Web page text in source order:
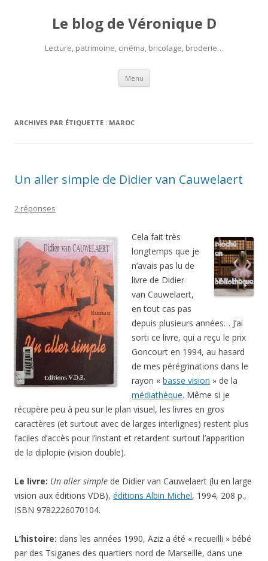
Le blog de Véronique D
Lecture, patrimoine, cinéma, bricolage, broderie…
Menu Aller
contenu
ARCHIVES PAR ÉTIQUETTE : MAROC
Un aller simple de Didier van Cauwelaert
2 réponses
Cela fait très
longtemps que je
n’avais pas lu de
livre de Didier
van Cauwelaert,
en tout cas pas
depuis plusieurs années… J’ai
sorti ce livre, qui a reçu le prix
Goncourt en 1994, au hasard
de mes pérégrinations dans le
rayon « basse vision » de la
médiathèque. Même si je
récupère peu à peu sur le plan visuel, les livres en gros
caractères (et surtout avec de larges interlignes) restent plus
faciles d’accès pour l’instant et retardent surtout l’apparition
de la diplopie (vision double).
Le livre: Un aller simple de Didier van Cauwelaert (lu en large
vision aux éditions VDB), éditions Albin Michel, 1994, 208 p.,
ISBN 9782226070104.
L’histoire: dans les années 1990, Aziz a été « recueilli » bébé
par des Tsiganes des quartiers nord de Marseille, dans une